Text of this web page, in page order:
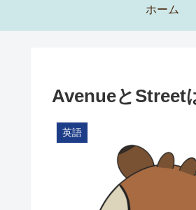
ホーム
AvenueとStreet
英語